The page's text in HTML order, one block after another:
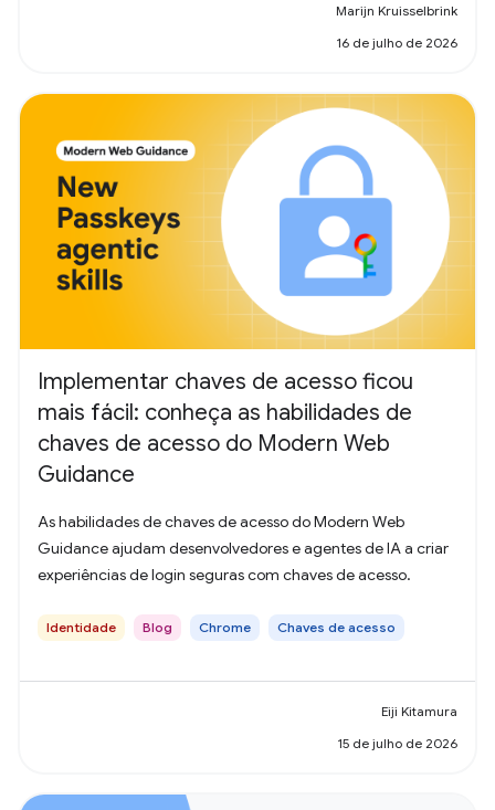
Marijn Kruisselbrink
16 de julho de 2026
Implementar chaves de acesso ficou
mais fácil: conheça as habilidades de
chaves de acesso do Modern Web
Guidance
As habilidades de chaves de acesso do Modern Web
Guidance ajudam desenvolvedores e agentes de IA a criar
experiências de login seguras com chaves de acesso.
Identidade Blog Chrome Chaves de acesso
Eiji Kitamura
15 de julho de 2026